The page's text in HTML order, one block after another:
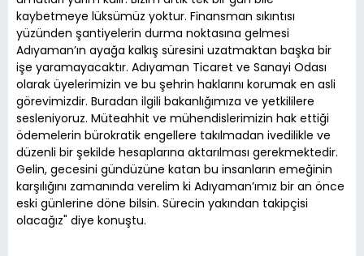
kaybetmeye lüksümüz yoktur. Finansman sıkıntısı
yüzünden şantiyelerin durma noktasına gelmesi
Adıyaman’ın ayağa kalkış süresini uzatmaktan başka bir
işe yaramayacaktır. Adıyaman Ticaret ve Sanayi Odası
olarak üyelerimizin ve bu şehrin haklarını korumak en asli
görevimizdir. Buradan ilgili bakanlığımıza ve yetkililere
sesleniyoruz. Müteahhit ve mühendislerimizin hak ettiği
ödemelerin bürokratik engellere takılmadan ivedilikle ve
düzenli bir şekilde hesaplarına aktarılması gerekmektedir.
Gelin, gecesini gündüzüne katan bu insanların emeğinin
karşılığını zamanında verelim ki Adıyaman’ımız bir an önce
eski günlerine döne bilsin. Sürecin yakından takipçisi
olacağız" diye konuştu.